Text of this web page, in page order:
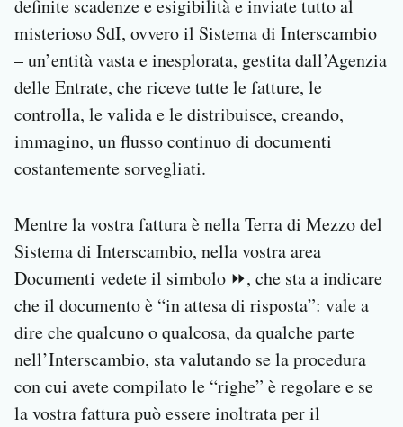
definite scadenze e esigibilità e inviate tutto al
misterioso SdI, ovvero il Sistema di Interscambio
– un’entità vasta e inesplorata, gestita dall’Agenzia
delle Entrate, che riceve tutte le fatture, le
controlla, le valida e le distribuisce, creando,
immagino, un flusso continuo di documenti
costantemente sorvegliati.
Mentre la vostra fattura è nella Terra di Mezzo del
Sistema di Interscambio, nella vostra area
Documenti vedete il simbolo ⏩, che sta a indicare
che il documento è “in attesa di risposta”: vale a
dire che qualcuno o qualcosa, da qualche parte
nell’Interscambio, sta valutando se la procedura
con cui avete compilato le “righe” è regolare e se
la vostra fattura può essere inoltrata per il